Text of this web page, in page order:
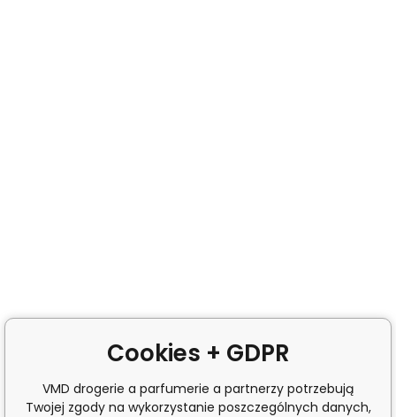
Cookies + GDPR
VMD drogerie a parfumerie a partnerzy potrzebują
Twojej zgody na wykorzystanie poszczególnych danych,